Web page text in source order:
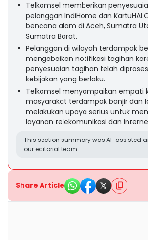
Telkomsel memberikan
pelanggan IndiHome dan
bencana alam di Aceh, Sumatra
Sumatra Barat.
Pelanggan di wilayah terdampak
mengabaikan notifikasi tagihan
penyesuaian tagihan telah
kebijakan yang berlaku.
Telkomsel menyampaikan empati
masyarakat terdampak banjir dan
melakukan upaya serius untuk
layanan telekomunikasi dan
This section summary was AI-assisted
our editorial team.
Share Article